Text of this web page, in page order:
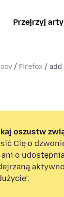
Przejrzyj
Firefox add
oszustw
Cię o
o